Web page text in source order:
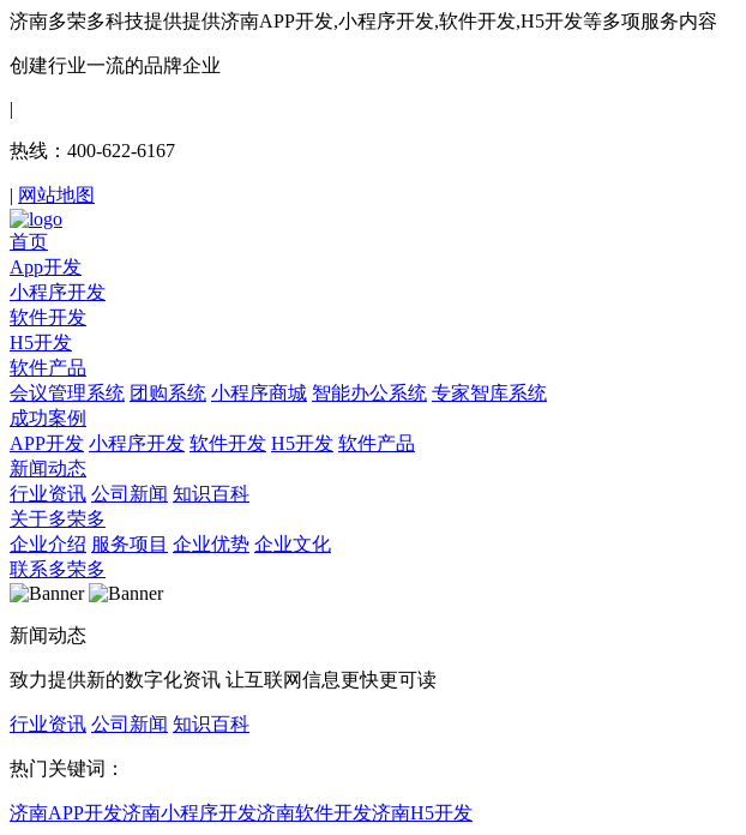
济南多荣多科技提供提供济南APP开发,小程序开发,软件开发,H5开发等多项服务内容
创建行业一流的品牌企业
|
热线：400-622-6167
| 网站地图
首页
App开发
小程序开发
软件开发
H5开发
软件产品
会议管理系统 团购系统 小程序商城 智能办公系统 专家智库系统
成功案例
APP开发 小程序开发 软件开发 H5开发 软件产品
新闻动态
行业资讯 公司新闻 知识百科
关于多荣多
企业介绍 服务项目 企业优势 企业文化
联系多荣多
新闻动态
致力提供新的数字化资讯 让互联网信息更快更可读
行业资讯 公司新闻 知识百科
热门关键词：
济南APP开发济南小程序开发济南软件开发济南H5开发